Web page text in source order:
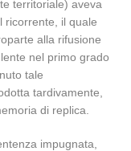
territoriale) aveva
il quale
alla rifusione
nel primo grado
tale
tardivamente,
di replica.
impugnata,